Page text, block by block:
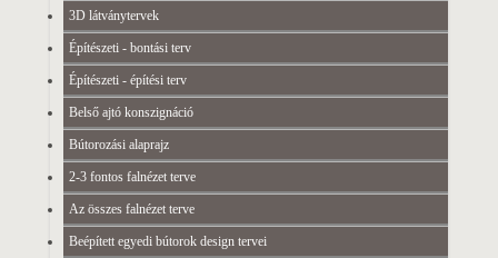
3D látványtervek
Építészeti - bontási terv
Építészeti - építési terv
Belső ajtó konszignáció
Bútorozási alaprajz
2-3 fontos falnézet terve
Az összes falnézet terve
Beépített egyedi bútorok design tervei